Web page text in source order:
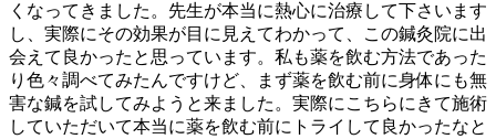
くなってきました。先生が本当に熱心に治療して下さいます
し、実際にその効果が目に見えてわかって、この鍼灸院に出
会えて良かったと思っています。私も薬を飲む方法であった
り色々調べてみたんですけど、まず薬を飲む前に身体にも無
害な鍼を試してみようと来ました。実際にこちらにきて施術
していただいて本当に薬を飲む前にトライして良かったなと